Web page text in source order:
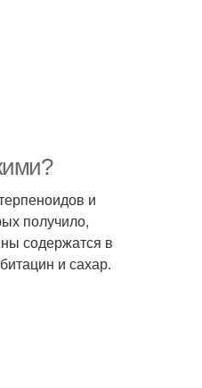
и
получило,
содержатся в
и сахар.